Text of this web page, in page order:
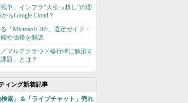
戦争」インフラ“大引っ越し”の理
らGoogle Cloud？
「Microsoft 365」選定ガイド：
や価格を解説
マルチクラウド移行時に解消す
題」とは？
ィング新着記事
検索」＆「ライブチャット」売れ